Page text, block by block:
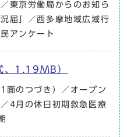
東京労働局からのお知ら
届」／西多摩地域広域行
アンケート
、1.19MB）
面のつづき）／オープン
4月の休日初期救急医療